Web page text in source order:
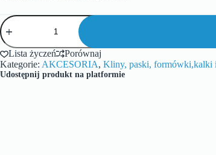
Lista życzeń
Porównaj
Kategorie: AKCESORIA, Kliny, paski, formówki,kalki
Udostępnij produkt na platformie